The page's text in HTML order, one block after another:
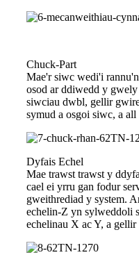
Chuck-Part
Mae'r siwc wedi'i
osod ar ddiwedd y
siwciau dwbl, gellir
symud a osgoi siwc, a
Dyfais Echel
Mae trawst trawst y
cael ei yrru gan fodur
gweithrediad y system.
echelin-Z yn sylweddoli
echelinau X ac Y, a